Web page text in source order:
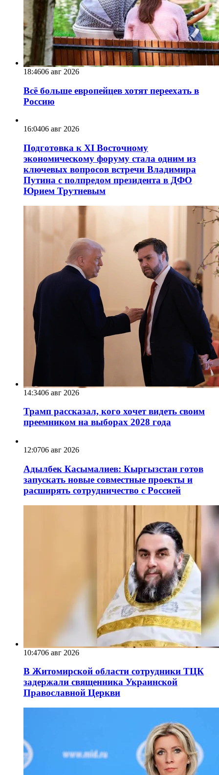
18:4606 авг 2026
Всё больше европейцев хотят переехать в
Россию
16:0406 авг 2026
Подготовка к XI Восточному
экономическому форуму стала одним из
ключевых вопросов встречи Владимира
Путина с полпредом президента в ДФО
Юрием Трутневым
14:3406 авг 2026
Трамп рассказал, кого хочет видеть своим
преемником на выборах 2028 года
12:0706 авг 2026
Адылбек Касымалиев: Кыргызстан готов
запускать новые совместные проекты и
расширять сотрудничество с Россией
10:4706 авг 2026
В Житомирской области сотрудники ТЦК
задержали священника Украинской
Православной Церкви